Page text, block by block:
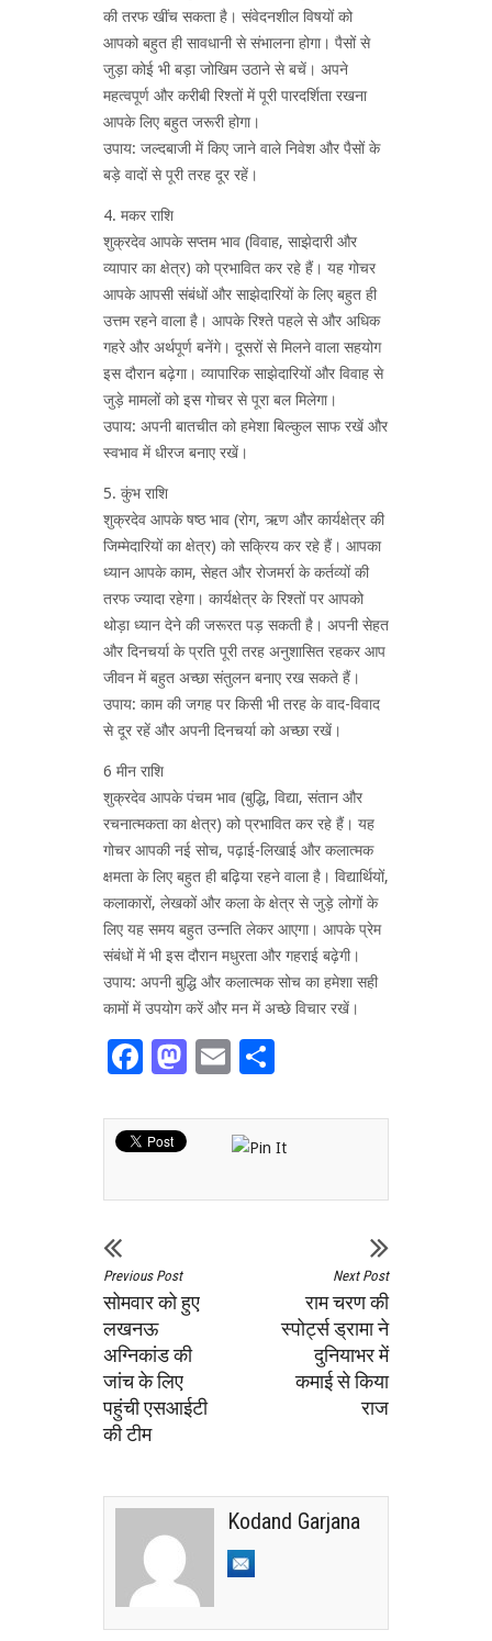
की तरफ खींच सकता है। संवेदनशील विषयों को
आपको बहुत ही सावधानी से संभालना होगा। पैसों से
जुड़ा कोई भी बड़ा जोखिम उठाने से बचें। अपने
महत्वपूर्ण और करीबी रिश्तों में पूरी पारदर्शिता रखना
आपके लिए बहुत जरूरी होगा।
उपाय: जल्दबाजी में किए जाने वाले निवेश और पैसों के
बड़े वादों से पूरी तरह दूर रहें।
4. मकर राशि
शुक्रदेव आपके सप्तम भाव (विवाह, साझेदारी और
व्यापार का क्षेत्र) को प्रभावित कर रहे हैं। यह गोचर
आपके आपसी संबंधों और साझेदारियों के लिए बहुत ही
उत्तम रहने वाला है। आपके रिश्ते पहले से और अधिक
गहरे और अर्थपूर्ण बनेंगे। दूसरों से मिलने वाला सहयोग
इस दौरान बढ़ेगा। व्यापारिक साझेदारियों और विवाह से
जुड़े मामलों को इस गोचर से पूरा बल मिलेगा।
उपाय: अपनी बातचीत को हमेशा बिल्कुल साफ रखें और
स्वभाव में धीरज बनाए रखें।
5. कुंभ राशि
शुक्रदेव आपके षष्ठ भाव (रोग, ऋण और कार्यक्षेत्र की
जिम्मेदारियों का क्षेत्र) को सक्रिय कर रहे हैं। आपका
ध्यान आपके काम, सेहत और रोजमर्रा के कर्तव्यों की
तरफ ज्यादा रहेगा। कार्यक्षेत्र के रिश्तों पर आपको
थोड़ा ध्यान देने की जरूरत पड़ सकती है। अपनी सेहत
और दिनचर्या के प्रति पूरी तरह अनुशासित रहकर आप
जीवन में बहुत अच्छा संतुलन बनाए रख सकते हैं।
उपाय: काम की जगह पर किसी भी तरह के वाद-विवाद
से दूर रहें और अपनी दिनचर्या को अच्छा रखें।
6 मीन राशि
शुक्रदेव आपके पंचम भाव (बुद्धि, विद्या, संतान और
रचनात्मकता का क्षेत्र) को प्रभावित कर रहे हैं। यह
गोचर आपकी नई सोच, पढ़ाई-लिखाई और कलात्मक
क्षमता के लिए बहुत ही बढ़िया रहने वाला है। विद्यार्थियों,
कलाकारों, लेखकों और कला के क्षेत्र से जुड़े लोगों के
लिए यह समय बहुत उन्नति लेकर आएगा। आपके प्रेम
संबंधों में भी इस दौरान मधुरता और गहराई बढ़ेगी।
उपाय: अपनी बुद्धि और कलात्मक सोच का हमेशा सही
कामों में उपयोग करें और मन में अच्छे विचार रखें।
Facebook
Mastodon
Email
Previous Post
सोमवार को हुए
लखनऊ
अग्निकांड की
जांच के लिए
पहुंची एसआईटी
की टीम
Next Post
राम चरण की
स्पोर्ट्स ड्रामा ने
दुनियाभर में
कमाई से किया
राज
Kodand Garjana